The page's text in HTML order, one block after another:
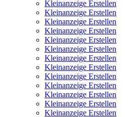
Kleinanzeige Erstellen
Kleinanzeige Erstellen
Kleinanzeige Erstellen
Kleinanzeige Erstellen
Kleinanzeige Erstellen
Kleinanzeige Erstellen
Kleinanzeige Erstellen
Kleinanzeige Erstellen
Kleinanzeige Erstellen
Kleinanzeige Erstellen
Kleinanzeige Erstellen
Kleinanzeige Erstellen
Kleinanzeige Erstellen